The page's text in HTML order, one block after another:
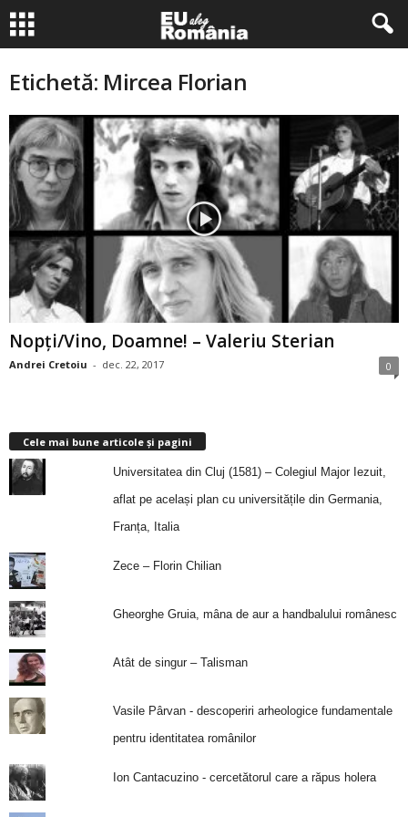
Etichetă: Mircea Florian
Nopţi/Vino, Doamne! – Valeriu Sterian
Andrei Cretoiu - dec. 22, 2017 0
Cele mai bune articole și pagini
Universitatea din Cluj (1581) – Colegiul Major Iezuit,
aflat pe același plan cu universitățile din Germania,
Franța, Italia
Zece – Florin Chilian
Gheorghe Gruia, mâna de aur a handbalului românesc
Atât de singur – Talisman
Vasile Pârvan - descoperiri arheologice fundamentale
pentru identitatea românilor
Ion Cantacuzino - cercetătorul care a răpus holera